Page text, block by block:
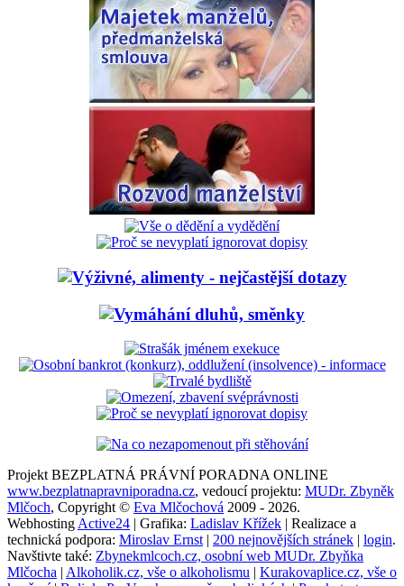
Projekt BEZPLATNÁ PRÁVNÍ PORADNA ONLINE
www.bezplatnapravniporadna.cz, vedoucí projektu: MUDr. Zbyněk
Mlčoch, Copyright © Eva Mlčochová 2009 - 2026.
Webhosting Active24 | Grafika: Ladislav Křížek | Realizace a
technická podpora: Miroslav Ernst | 200 nejnovějších stránek | login.
Navštivte také: Zbynekmlcoch.cz, osobní web MUDr. Zbyňka
Mlčocha | Alkoholik.cz, vše o alkoholismu | Kurakovaplice.cz, vše o